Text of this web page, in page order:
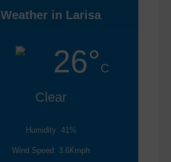
Weather in Larisa
26°C
Clear
Humidity: 41%
Wind Speed: 3.6Kmph